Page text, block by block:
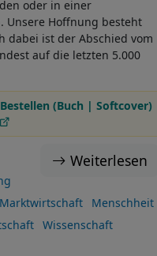
oder in einer
Unsere Hoffnung besteht
dabei ist der Abschied vom
auf die letzten 5.000
Bestellen (Buch | Softcover)
Weiterlesen
Marktwirtschaft
Menschheit
Wissenschaft